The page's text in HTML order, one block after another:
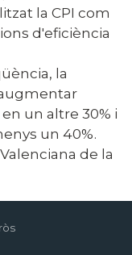
la CPI com
d'eficiència
la
un altre 30% i
un 40%.
de la